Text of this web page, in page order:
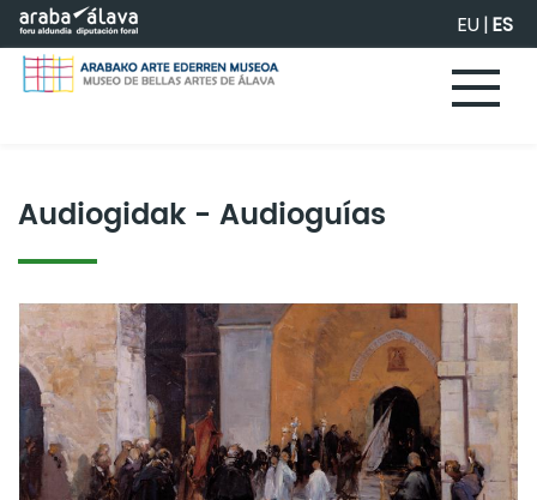
Saltar al contenido principal EU|ES
Audiogidak - Audioguías